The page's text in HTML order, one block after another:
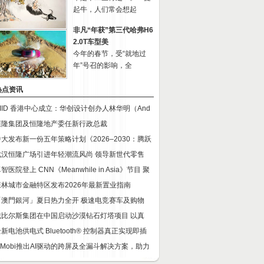
起牛，人们常会想起
非凡“年获”第三代哈弗H6
2.0T车型美
今年的春节，受“就地过
年”号召的影响，全
点资讯
香港中心成立：华创设计创办人林华明（And
集团及恒隆地产委任新行政总裁
大发布新一份五年策略计划《2026‒2030：腾跃
恒隆广场引进年轻潮流风尚 领导新世代零售
医院登上 CNN《Meanwhile in Asia》节目 聚
城市金融特区发布2026年最新置业指南
門銀河」夏日热力全开 极速电竞赛车及购物
尔斯集团在中国启动沙漠钻石灯塔项目 以真
新电池供电式 Bluetooth® 控制器真正实现即插
推出AI驱动的跨屏及全漏斗解决方案，助力